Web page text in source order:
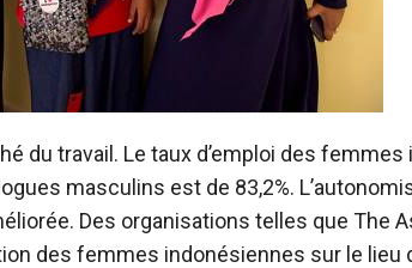
du travail. Le taux d’emploi des
masculins est de 83,2%.
Des organisations telles que The
des femmes indonésiennes sur le lieu